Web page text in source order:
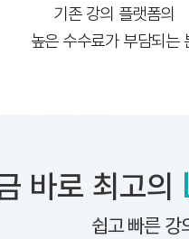
기존 강의 플랫폼의
높은 수수료가 부담되는
바로 최고의
쉽고 빠른 강